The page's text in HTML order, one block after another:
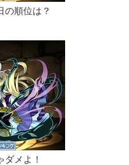
の順位は？
ダメよ！